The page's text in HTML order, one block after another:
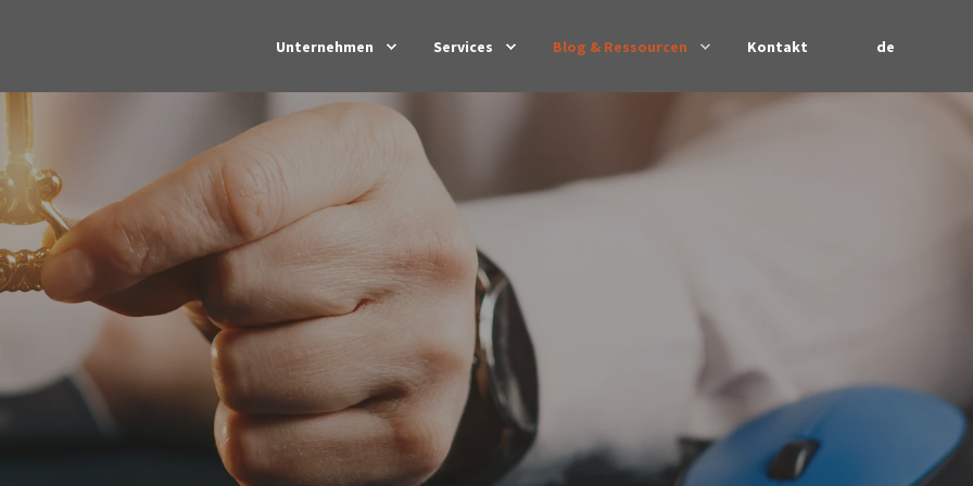
Unternehmen Services Blog & Ressourcen Kontakt de